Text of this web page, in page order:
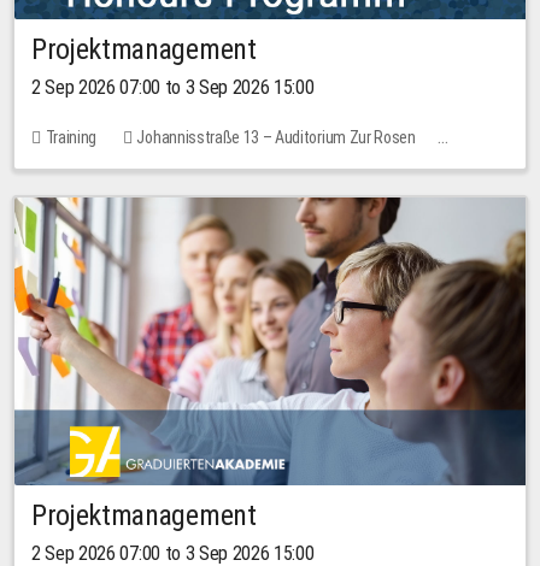
Projektmanagement
2 Sep 2026 07:00 to 3 Sep 2026 15:00
Training
Johannisstraße 13 – Auditorium Zur Rosen
1 place
Projektmanagement
2 Sep 2026 07:00 to 3 Sep 2026 15:00